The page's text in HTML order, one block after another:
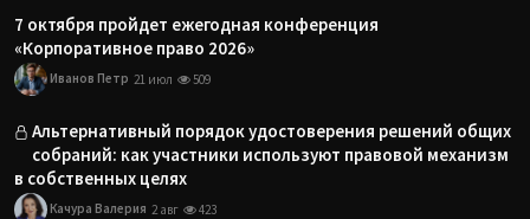
7 октября пройдет ежегодная конференция
«Корпоративное право 2026»
Иванов Петр 21 июл 509
Альтернативный порядок удостоверения решений общих
собраний: как участники используют правовой механизм
в собственных целях
Качура Валерия 2 авг 423